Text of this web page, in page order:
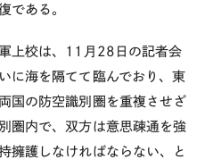
である。
上校は、11月28日の記者会
に海を隔てて臨んでおり、東
国の防空識別圏を重複させざ
圏内で、双方は意思疎通を強
擁護しなければならない、と